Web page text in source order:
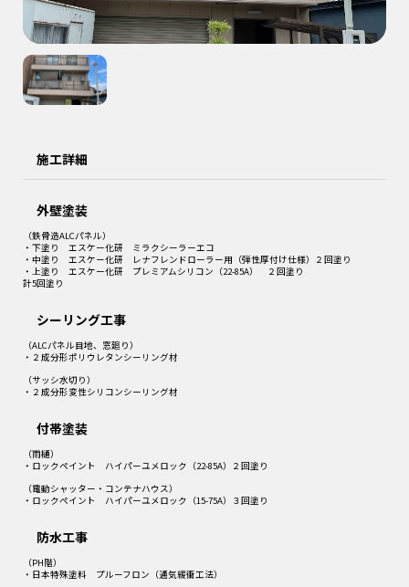
施工詳細
外壁塗装
（鉄骨造ALCパネル）
・下塗り エスケー化研 ミラクシーラーエコ
・中塗り エスケー化研 レナフレンドローラー用（弾性厚付け仕様）２回塗り
・上塗り エスケー化研 プレミアムシリコン（22-85A） ２回塗り
計5回塗り
シーリング工事
（ALCパネル目地、窓廻り）
・２成分形ポリウレタンシーリング材
（サッシ水切り）
・２成分形変性シリコンシーリング材
付帯塗装
（雨樋）
・ロックペイント ハイパーユメロック（22-85A）２回塗り
（電動シャッター・コンテナハウス）
・ロックペイント ハイパーユメロック（15-75A）３回塗り
防水工事
（PH階）
・日本特殊塗料 プルーフロン（通気緩衝工法）